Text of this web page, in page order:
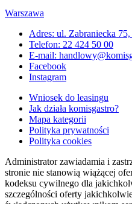
Warszawa
Adres: ul. Zabraniecka
Telefon: 22 424 50 00
E-mail:
Facebook
Instagram
Wniosek do leasingu
Jak działa komisgastro?
Mapa kategorii
Polityka prywatności
Polityka cookies
Administrator zawiadamia i
stronie nie stanowią wiążącej
kodeksu cywilnego dla
szczególności oferty